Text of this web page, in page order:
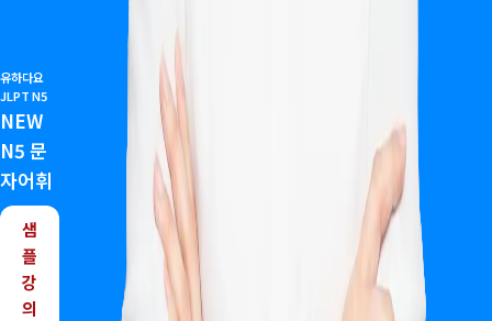
유하다요
JLPT N5
NEW
N5 문
자어휘
샘
플
강
의